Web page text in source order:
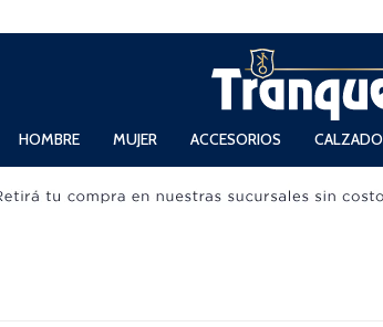
HOMBRE MUJER ACCESORIOS CALZADO